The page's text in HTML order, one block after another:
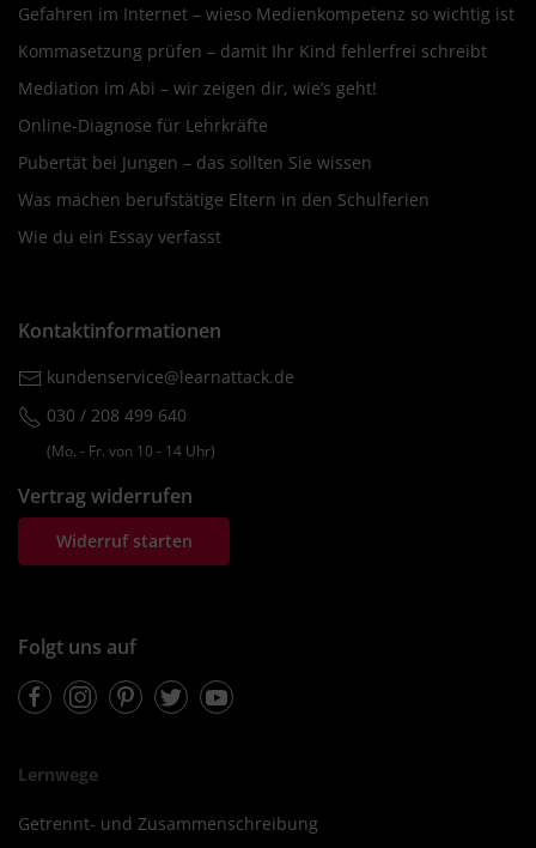
Gefahren im Internet – wieso Medienkompetenz so wichtig ist
Kommasetzung prüfen – damit Ihr Kind fehlerfrei schreibt
Mediation im Abi – wir zeigen dir, wie’s geht!
Online-Diagnose für Lehrkräfte
Pubertät bei Jungen – das sollten Sie wissen
Was machen berufstätige Eltern in den Schulferien
Wie du ein Essay verfasst
Kontaktinformationen
kundenservice@learnattack.de
030 / 208 499 640
(Mo. ‐ Fr. von 10 ‐ 14 Uhr)
Vertrag widerrufen
Widerruf starten
Folgt uns auf
FacebookInstagramPinterestTwitterYoutube
Lernwege
Getrennt- und Zusammenschreibung